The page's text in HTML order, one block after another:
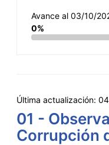
Avance al 03/10/
0%
Última actualización:
01 -
Corrupción